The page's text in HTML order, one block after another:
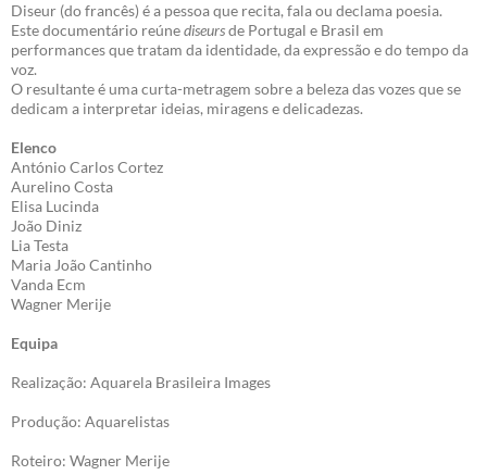
Diseur (do francês) é a pessoa que recita, fala ou declama poesia.
Este documentário reúnediseursde Portugal e Brasil em
performances que tratam da identidade, da expressão e do tempo da
voz.
O resultante é uma curta-metragem sobre a beleza das vozes que se
dedicam a interpretar ideias, miragens e delicadezas.
Elenco
António Carlos Cortez
Aurelino Costa
Elisa Lucinda
João Diniz
Lia Testa
Maria João Cantinho
Vanda Ecm
Wagner Merije
Equipa
Realização: Aquarela Brasileira Images
Produção: Aquarelistas
Roteiro: Wagner Merije